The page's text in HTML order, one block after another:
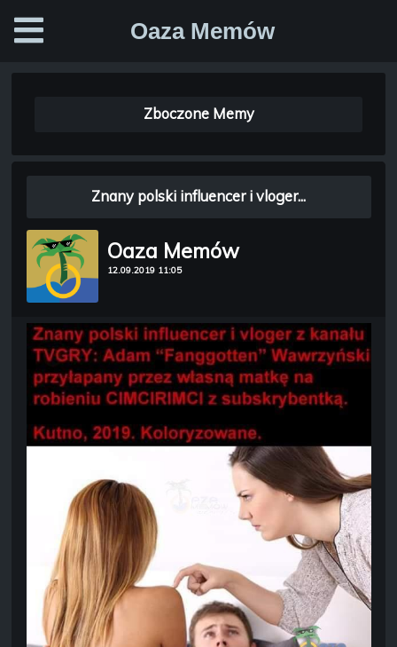
Oaza Memów
Zboczone Memy
Oaza Memów
12.09.2019 11:05
Znany polski influencer i vloger...